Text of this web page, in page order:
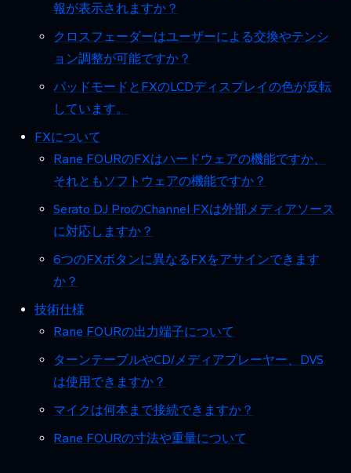
報が表示されますか？
クロスフェーダーはユーザーによる交換やテンシ
ョン調整が可能ですか？
パッドモードとFXのLCDディスプレイの色が反転
しています。
FXについて
Rane FOURのFXはハードウェアの機能ですか、
それともソフトウェアの機能ですか？
Serato DJ ProのChannel FXは外部メディアソース
に対応しますか？
6つのFXボタンに異なるFXをアサインできます
か？
技術仕様
Rane FOURの出力端子について
ターンテーブルやCD/メディアプレーヤー、DVS
は使用できますか？
マイクは何本まで接続できますか？
Rane FOURの寸法や重量について